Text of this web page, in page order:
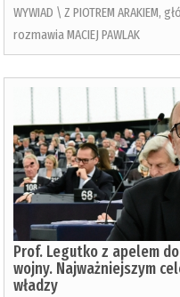
WYWIAD \ Z PIOTREM
rozmawia MACIEJ PAWLAK
Prof. Legutko z apelem
wojny. Najważniejszym
władzy